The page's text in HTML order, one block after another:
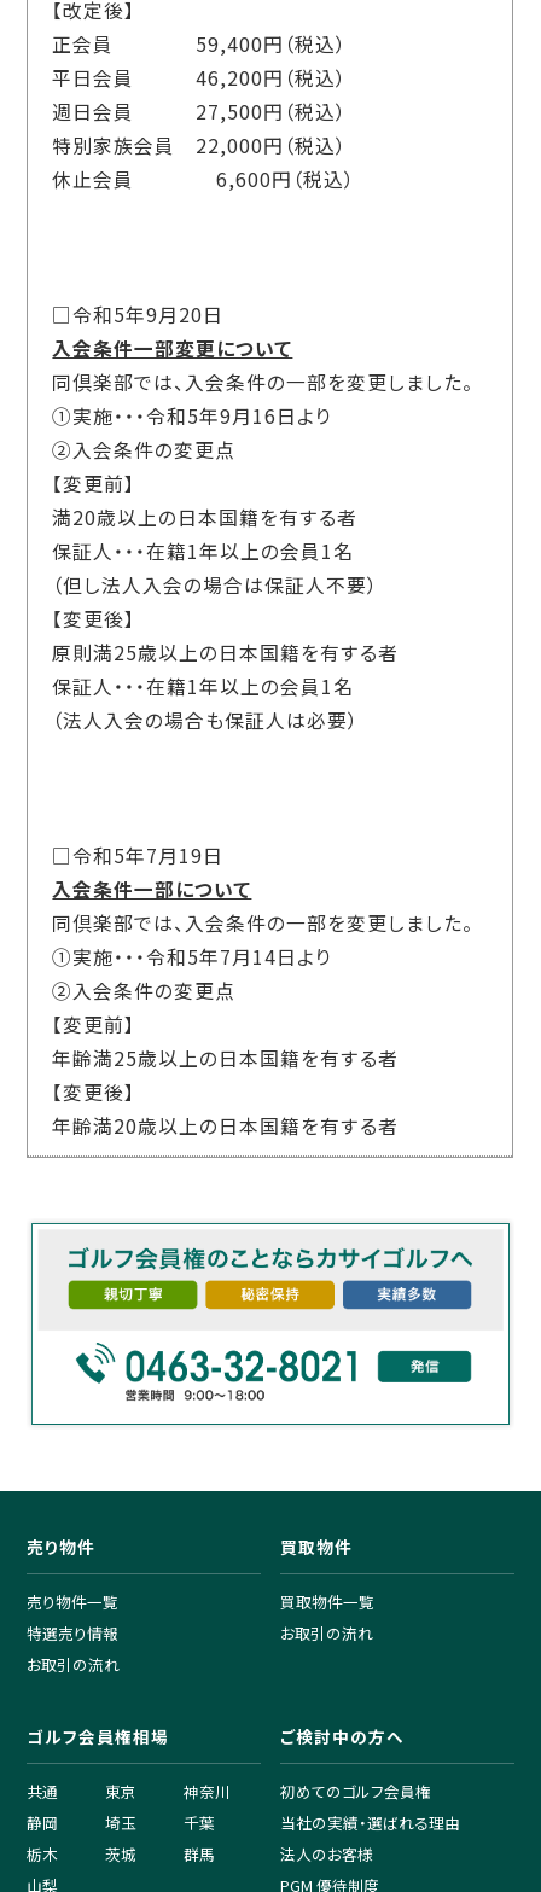
【改定後】
正会員 59,400円（税込）
平日会員46,200円（税込）
週日会員 27,500円（税込）
特別家族会員 22,000円（税込）
休止会員6,600円（税込）
□令和5年9月20日
入会条件一部変更について
同倶楽部では、入会条件の一部を変更しました。
①実施・・・令和5年9月16日より
②入会条件の変更点
【変更前】
満20歳以上の日本国籍を有する者
保証人・・・在籍1年以上の会員1名
（但し法人入会の場合は保証人不要）
【変更後】
原則満25歳以上の日本国籍を有する者
保証人・・・在籍1年以上の会員1名
（法人入会の場合も保証人は必要）
□令和5年7月19日
入会条件一部について
同倶楽部では、入会条件の一部を変更しました。
①実施・・・令和5年7月14日より
②入会条件の変更点
【変更前】
年齢満25歳以上の日本国籍を有する者
【変更後】
年齢満20歳以上の日本国籍を有する者
売り物件
売り物件一覧
特選売り情報
お取引の流れ
買取物件
買取物件一覧
お取引の流れ
ゴルフ会員権相場
共通 東京
神奈川
静岡
埼玉
千葉
栃木
茨城
群馬
山梨
ご検討中の方へ
初めてのゴルフ会員権
当社の実績・選ばれる理由
法人のお客様
PGM 優待制度